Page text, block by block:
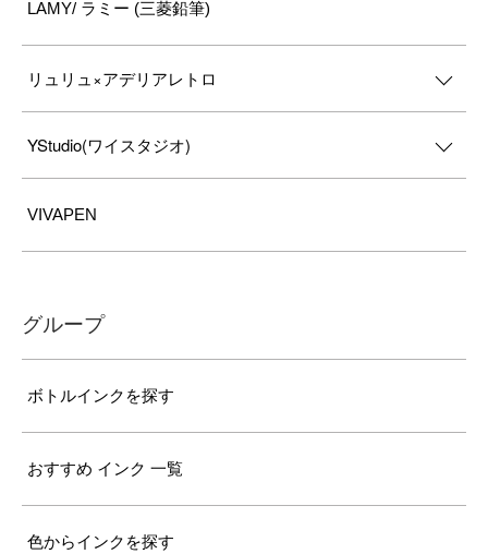
LAMY/ ラミー (三菱鉛筆)
リュリュ×アデリアレトロ
YStudio(ワイスタジオ)
VIVAPEN
グループ
ボトルインクを探す
おすすめ インク 一覧
色からインクを探す